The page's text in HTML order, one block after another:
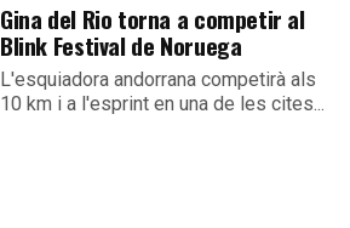
Gina del Rio torna a competir al
Blink Festival de Noruega
L'esquiadora andorrana competirà als
10 km i a l'esprint en una de les cites...